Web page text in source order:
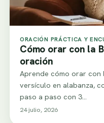
ORACIÓN PRÁCTICA Y
Cómo orar con la
oración
Aprende cómo orar con
versículo en alabanza,
paso a paso con 3…
24 julio, 2026